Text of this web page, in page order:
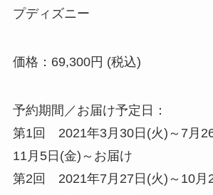
プディズニー
価格：69,300円 (税込)
予約期間／お届け予定日：
第1回 2021年3月30日(火)～7月
11月5日(金)～お届け
第2回 2021年7月27日(火)～10月